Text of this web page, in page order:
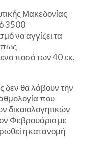
Μακεδονίας
3500
να αγγίζει τα
πως
ποσό των 40 εκ.
δεν θα λάβουν την
που
δικαιολογητικών
Φεβρουάριο με
η κατανομή